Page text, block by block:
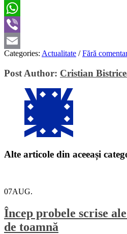
Twitter
WhatsApp
Viber
Email
Categories: Actualitate / Fără
Post Author: Cristian
Alte articole din aceeași
07AUG.
Încep probele scrise
de toamnă